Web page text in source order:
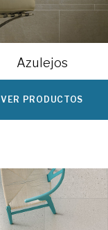
Azulejos
VER PRODUCTOS